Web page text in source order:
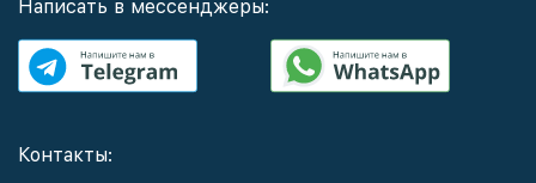
Написать в мессенджеры:
Контакты: